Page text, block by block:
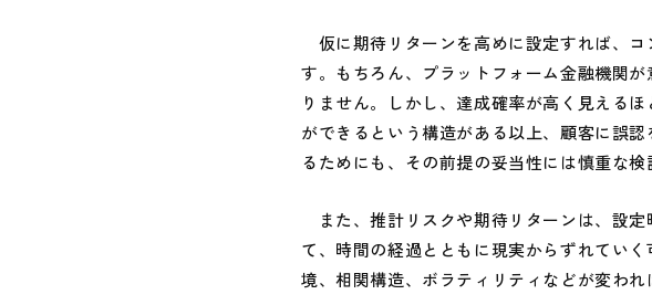
仮に期待リターンを高めに設定すれば、
す。もちろん、プラットフォーム金融機関
りません。しかし、達成確率が高く見える
ができるという構造がある以上、顧客に誤
るためにも、その前提の妥当性には慎重な検
また、推計リスクや期待リターンは、設
て、時間の経過とともに現実からずれてい
境、相関構造、ボラティリティなどが変わ